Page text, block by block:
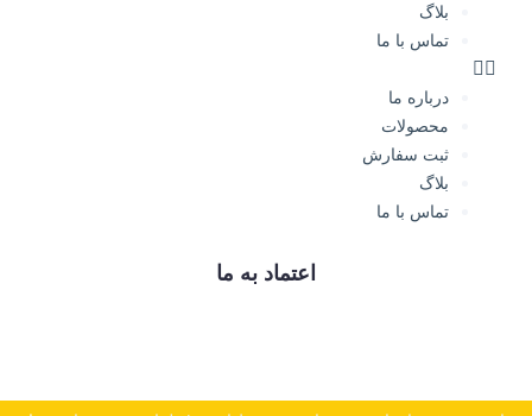
بلاگ
تماس با ما
درباره ما
محصولات
ثبت سفارش
بلاگ
تماس با ما
اعتماد به ما